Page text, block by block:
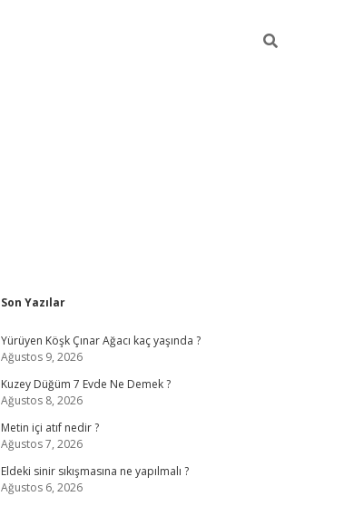
Sidebar
Son Yazılar
Yürüyen Köşk Çınar Ağacı kaç yaşında ?
Ağustos 9, 2026
Kuzey Düğüm 7 Evde Ne Demek ?
Ağustos 8, 2026
Metin içi atıf nedir ?
Ağustos 7, 2026
Eldeki sinir sıkışmasına ne yapılmalı ?
Ağustos 6, 2026